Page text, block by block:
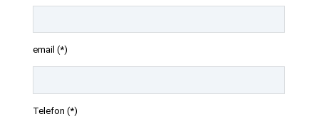
email (*)
Telefon (*)